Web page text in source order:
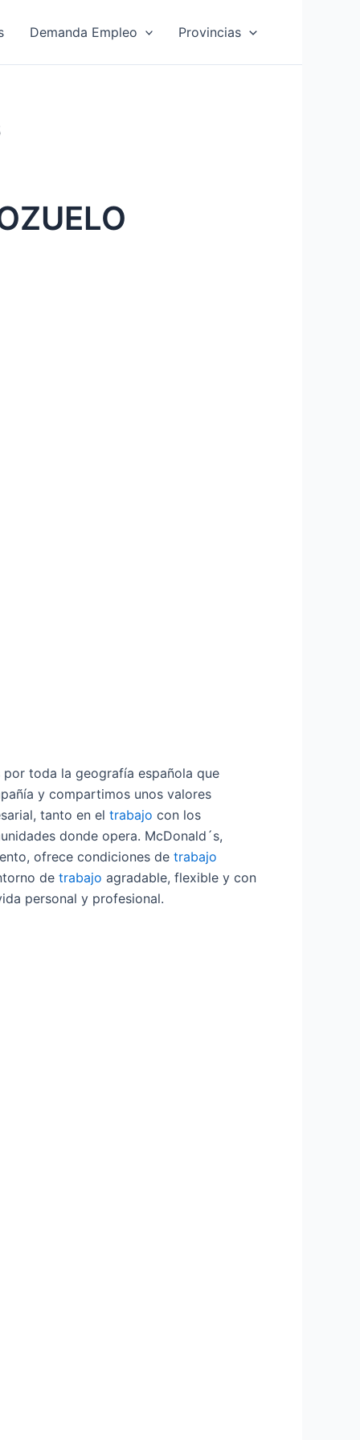
Demanda Empleo Provincias
por toda la geografía española que
y compartimos unos valores
tanto en el trabajo con los
donde opera. McDonald´s,
ofrece condiciones de trabajo
de trabajo agradable, flexible y con
personal y profesional.